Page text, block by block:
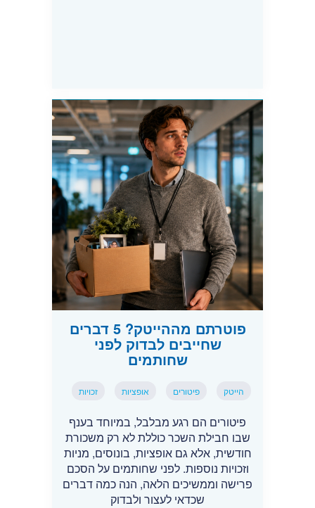
פוטרתם מההייטק? 5 דברים
שחייבים לבדוק לפני
שחותמים
הייטק פיטורים אופציות זכויות
פיטורים הם רגע מבלבל, במיוחד בענף
שבו חבילת השכר כוללת לא רק משכורת
חודשית, אלא גם אופציות, בונוסים, מניות
וזכויות נוספות. לפני שחותמים על הסכם
פרישה וממשיכים הלאה, הנה כמה דברים
שכדאי לעצור ולבדוק